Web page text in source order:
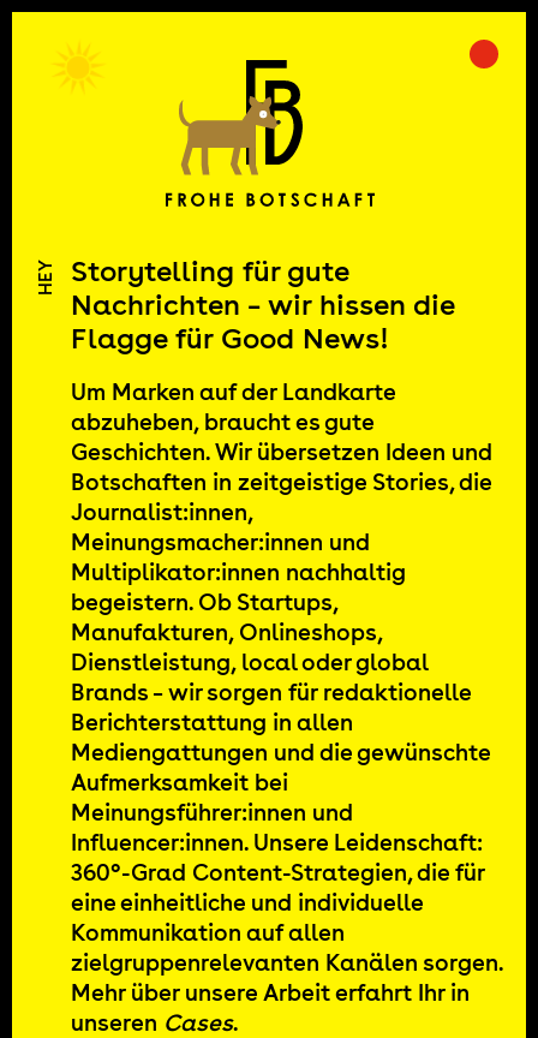
content
Frohe Botschaft
HEY Storytelling für gute
Nachrichten – wir hissen die
Flagge für Good News!
Um Marken auf der Landkarte
abzuheben, braucht es gute
Geschichten. Wir übersetzen Ideen und
Botschaften in zeitgeistige Stories, die
Journalist:innen,
Meinungsmacher:innen und
Multiplikator:innen nachhaltig
begeistern. Ob Startups,
Manufakturen, Onlineshops,
Dienstleistung, local oder global
Brands – wir sorgen für redaktionelle
Berichterstattung in allen
Mediengattungen und die gewünschte
Aufmerksamkeit bei
Meinungsführer:innen und
Influencer:innen. Unsere Leidenschaft:
360°-Grad Content-Strategien, die für
eine einheitliche und individuelle
Kommunikation auf allen
zielgruppenrelevanten Kanälen sorgen.
Mehr über unsere Arbeit erfahrt Ihr in
unseren Cases.